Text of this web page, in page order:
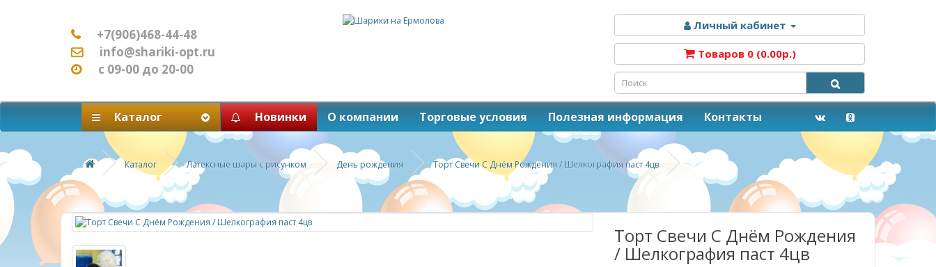
+7(906)468-44-48
info@shariki-opt.ru
с 09-00 до 20-00
Личный кабинет
Товаров 0 (0.00р.)
Каталог Новинки О компании Торговые условия Полезная информация Контакты
Каталог Латексные шары с рисунком День рождения Торт Свечи С Днём Рождения / Шелкография паст 4цв
Торт Свечи С Днём Рождения
/ Шелкография паст 4цв